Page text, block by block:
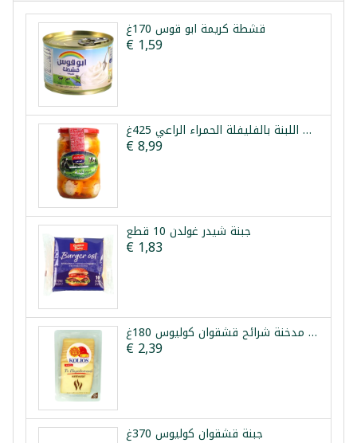
قشطة كريمة ابو قوس 170غ
€ 1,59
كرات اللبنة بالفليفلة الحمراء الراعي 425غ
€ 8,99
جبنة شيدر غولدن 10 قطع
€ 1,83
جبنة مدخنة شرائح قشقوان كوليوس 180غ
€ 2,39
جبنة قشقوان كوليوس 370غ